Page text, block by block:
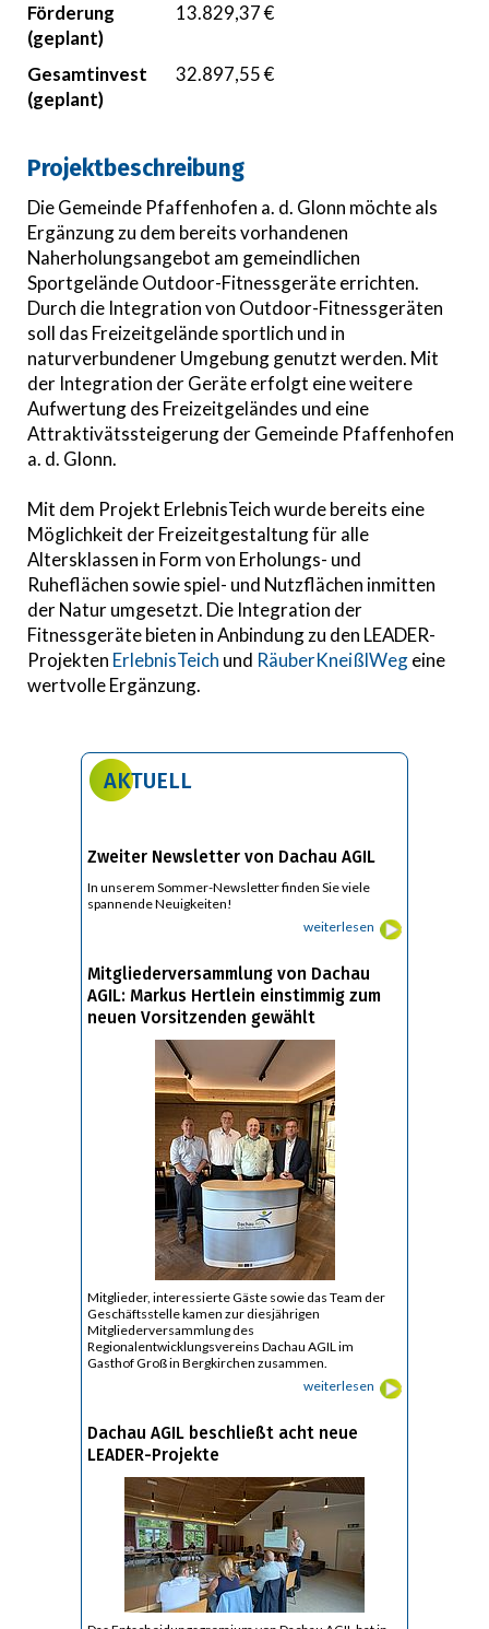
Förderung
(geplant)
13.829,37 €
Gesamtinvest
(geplant)
32.897,55 €
Projektbeschreibung
Die Gemeinde Pfaffenhofen a. d. Glonn möchte als
Ergänzung zu dem bereits vorhandenen
Naherholungsangebot am gemeindlichen
Sportgelände Outdoor-Fitnessgeräte errichten.
Durch die Integration von Outdoor-Fitnessgeräten
soll das Freizeitgelände sportlich und in
naturverbundener Umgebung genutzt werden. Mit
der Integration der Geräte erfolgt eine weitere
Aufwertung des Freizeitgeländes und eine
Attraktivätssteigerung der Gemeinde Pfaffenhofen
a. d. Glonn.
Mit dem Projekt ErlebnisTeich wurde bereits eine
Möglichkeit der Freizeitgestaltung für alle
Altersklassen in Form von Erholungs- und
Ruheflächen sowie spiel- und Nutzflächen inmitten
der Natur umgesetzt. Die Integration der
Fitnessgeräte bieten in Anbindung zu den LEADER-
Projekten ErlebnisTeich und RäuberKneißlWegeine
wertvolle Ergänzung.
AKTUELL
Zweiter Newsletter von Dachau AGIL
In unserem Sommer-Newsletter finden Sie viele
spannende Neuigkeiten!
weiterlesen
Mitgliederversammlung von Dachau
AGIL: Markus Hertlein einstimmig zum
neuen Vorsitzenden gewählt
Mitglieder, interessierte Gäste sowie das Team der
Geschäftsstelle kamen zur diesjährigen
Mitgliederversammlung des
Regionalentwicklungsvereins Dachau AGIL im
Gasthof Groß in Bergkirchen zusammen.
weiterlesen
Dachau AGIL beschließt acht neue
LEADER-Projekte